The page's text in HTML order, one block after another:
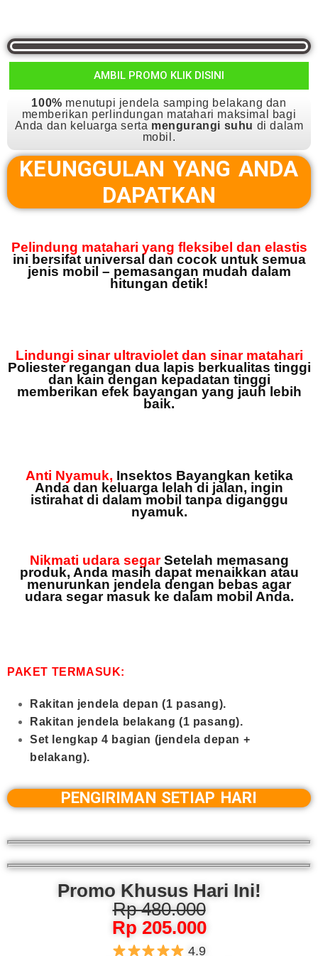
AMBIL PROMO KLIK DISINI
100% menutupi jendela samping belakang dan
memberikan perlindungan matahari maksimal bagi
Anda dan keluarga serta mengurangi suhu di dalam
mobil.
KEUNGGULAN YANG ANDA
DAPATKAN
Pelindung matahari yang fleksibel dan elastis
ini bersifat universal dan cocok untuk semua
jenis mobil – pemasangan mudah dalam
hitungan detik!
Lindungi sinar ultraviolet dan sinar matahari
Poliester regangan dua lapis berkualitas tinggi
dan kain dengan kepadatan tinggi
memberikan efek bayangan yang jauh lebih
baik.
Anti Nyamuk, Insektos Bayangkan ketika
Anda dan keluarga lelah di jalan, ingin
istirahat di dalam mobil tanpa diganggu
nyamuk.
Nikmati udara segarSetelah memasang
produk, Anda masih dapat menaikkan atau
menurunkan jendela dengan bebas agar
udara segar masuk ke dalam mobil Anda.
PAKET TERMASUK:
Rakitan jendela depan (1 pasang).
Rakitan jendela belakang (1 pasang).
Set lengkap 4 bagian (jendela depan +
belakang).
PENGIRIMAN SETIAP HARI
Promo Khusus Hari Ini!
Rp 480.000
Rp 205.000
4.9